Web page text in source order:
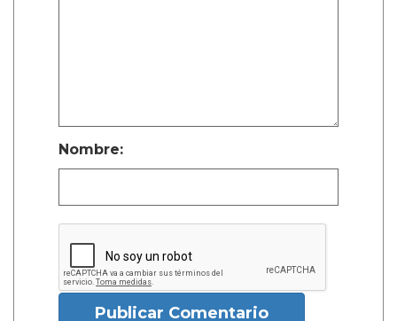
Nombre:
Publicar Comentario